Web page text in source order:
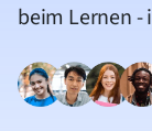
beim Lernen -